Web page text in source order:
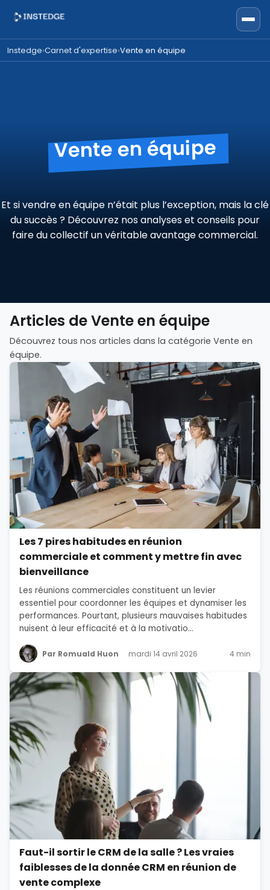
Instedge›Carnet d'expertise›Vente en équipe
Vente en équipe
Et si vendre en équipe n’était plus l’exception, mais la clé
du succès ? Découvrez nos analyses et conseils pour
faire du collectif un véritable avantage commercial.
Articles de Vente en équipe
Découvrez tous nos articles dans la catégorie Vente en
équipe.
Les 7 pires habitudes en réunion
commerciale et comment y mettre fin avec
bienveillance
Les réunions commerciales constituent un levier
essentiel pour coordonner les équipes et dynamiser les
performances. Pourtant, plusieurs mauvaises habitudes
nuisent à leur efficacité et à la motivatio...
Par Romuald Huon mardi 14 avril 2026 4 min
Faut-il sortir le CRM de la salle ? Les vraies
faiblesses de la donnée CRM en réunion de
vente complexe